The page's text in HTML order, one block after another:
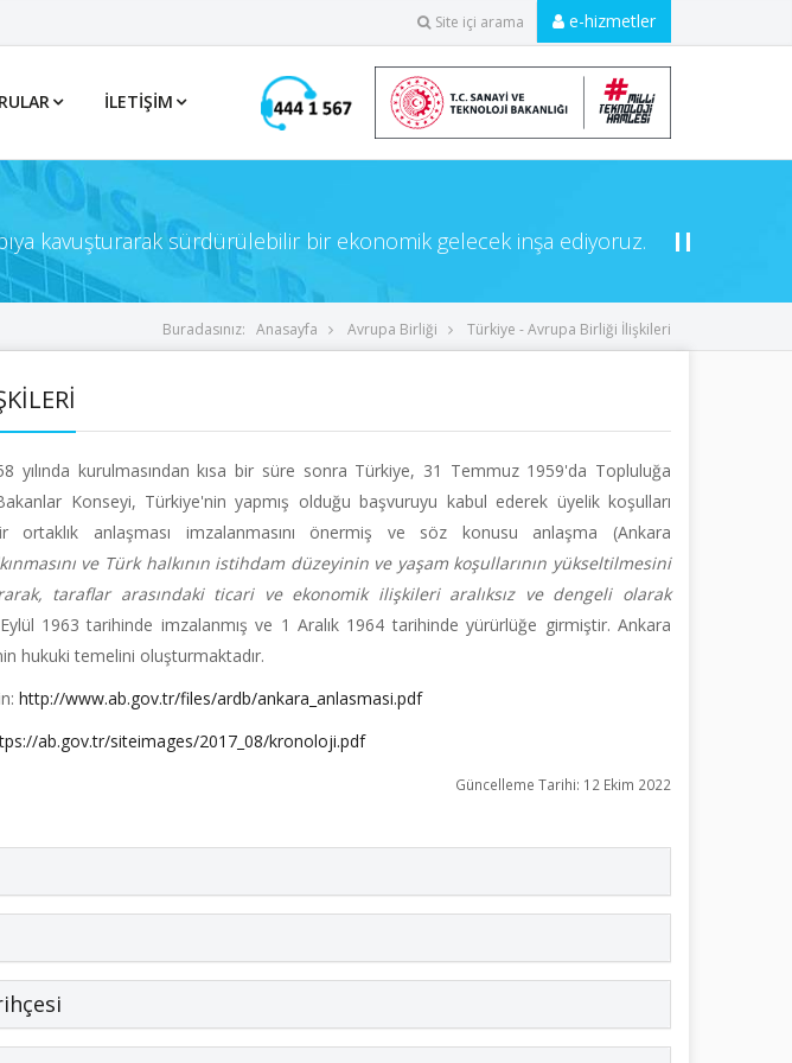
Site içi arama e-hizmetler
İLETIŞIM
kavuşturarak sürdürülebilir bir ekonomik gelecek inşa ediyoruz.
Buradasınız: Anasayfa Avrupa Birliği Türkiye - Avrupa Birliği İlişkileri
yılında kurulmasından kısa bir süre sonra Türkiye, 31 Temmuz 1959'da Topluluğa
Konseyi, Türkiye'nin yapmış olduğu başvuruyu kabul ederek üyelik koşulları
ortaklık anlaşması imzalanmasını önermiş ve söz konusu anlaşma (Ankara
ve Türk halkının istihdam düzeyinin ve yaşam koşullarının yükseltilmesini
taraflar arasındaki ticari ve ekonomik ilişkileri aralıksız ve dengeli olarak
1963 tarihinde imzalanmış ve 1 Aralık 1964 tarihinde yürürlüğe girmiştir. Ankara
hukuki temelini oluşturmaktadır.
http://www.ab.gov.tr/files/ardb/ankara_anlasmasi.pdf
ab.gov.tr/siteimages/2017_08/kronoloji.pdf
Güncelleme Tarihi: 12 Ekim 2022